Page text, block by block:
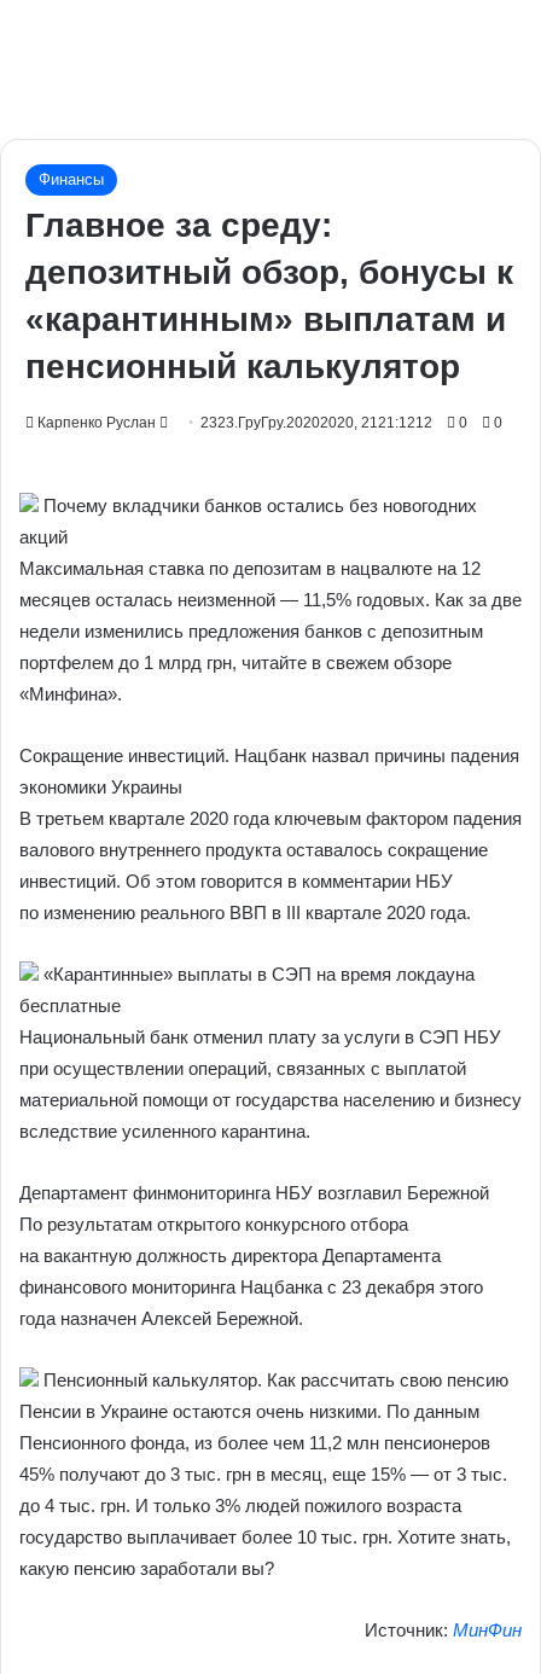
Финансы
Главное за среду:
депозитный обзор, бонусы к
«карантинным» выплатам и
пенсионный калькулятор
Карпенко Руслан
Send2323.ГруГру.20202020, 2121:1212 0 0
Почему вкладчики банков остались без новогодних
акций
Максимальная ставка по депозитам в нацвалюте на 12
месяцев осталась неизменной — 11,5% годовых. Как за две
недели изменились предложения банков с депозитным
портфелем до 1 млрд грн, читайте в свежем обзоре
«Минфина».
Сокращение инвестиций. Нацбанк назвал причины падения
экономики Украины
В третьем квартале 2020 года ключевым фактором падения
валового внутреннего продукта оставалось сокращение
инвестиций. Об этом говорится в комментарии НБУ
по изменению реального ВВП в III квартале 2020 года.
«Карантинные» выплаты в СЭП на время локдауна
бесплатные
Национальный банк отменил плату за услуги в СЭП НБУ
при осуществлении операций, связанных с выплатой
материальной помощи от государства населению и бизнесу
вследствие усиленного карантина.
Департамент финмониторинга НБУ возглавил Бережной
По результатам открытого конкурсного отбора
на вакантную должность директора Департамента
финансового мониторинга Нацбанка с 23 декабря этого
года назначен Алексей Бережной.
Пенсионный калькулятор. Как рассчитать свою пенсию
Пенсии в Украине остаются очень низкими. По данным
Пенсионного фонда, из более чем 11,2 млн пенсионеров
45% получают до 3 тыс. грн в месяц, еще 15% — от 3 тыс.
до 4 тыс. грн. И только 3% людей пожилого возраста
государство выплачивает более 10 тыс. грн. Хотите знать,
какую пенсию заработали вы?
Источник: МинФин